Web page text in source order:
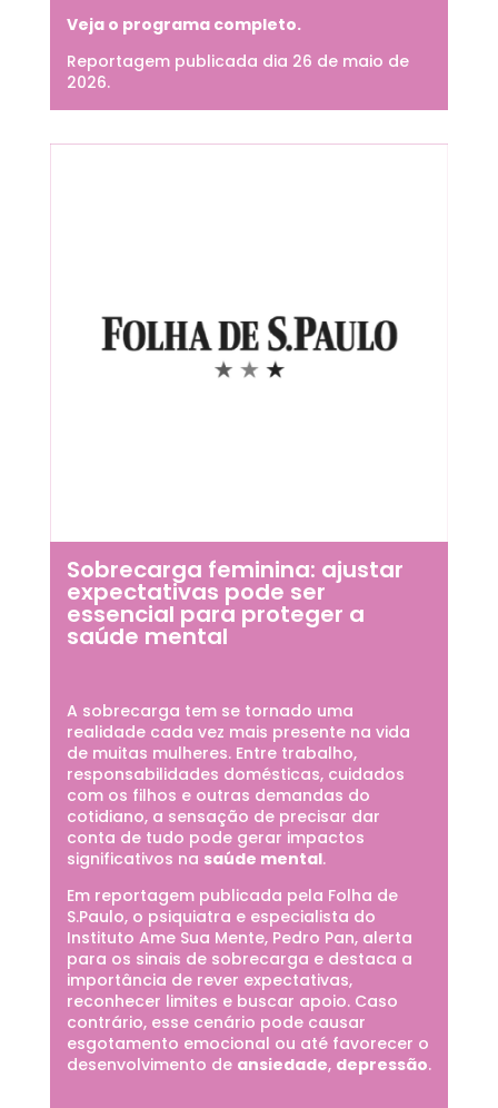
Veja o programa completo.
Reportagem publicada dia 26 de maio de
2026.
Sobrecarga feminina: ajustar
expectativas pode ser
essencial para proteger a
saúde mental
A sobrecarga tem se tornado uma
realidade cada vez mais presente na vida
de muitas mulheres. Entre trabalho,
responsabilidades domésticas, cuidados
com os filhos e outras demandas do
cotidiano, a sensação de precisar dar
conta de tudo pode gerar impactos
significativos na saúde mental.
Em reportagem publicada pela Folha de
S.Paulo, o psiquiatra e especialista do
Instituto Ame Sua Mente, Pedro Pan, alerta
para os sinais de sobrecarga e destaca a
importância de rever expectativas,
reconhecer limites e buscar apoio. Caso
contrário, esse cenário pode causar
esgotamento emocional ou até favorecer o
desenvolvimento de ansiedade, depressão.